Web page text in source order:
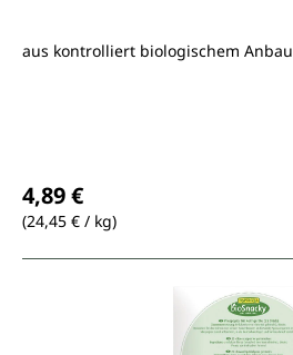
aus kontrolliert biologischem Anbau
4,89 €
(24,45 € / kg)